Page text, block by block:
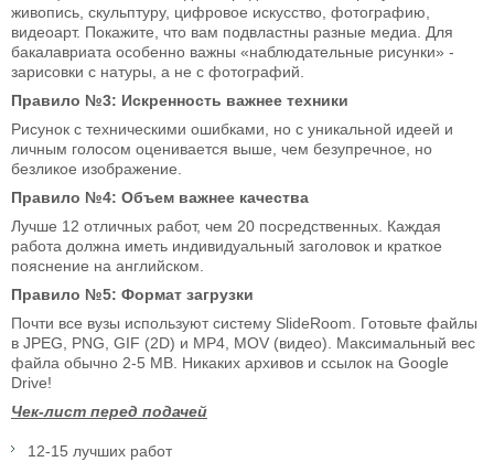
живопись, скульптуру, цифровое искусство, фотографию,
видеоарт. Покажите, что вам подвластны разные медиа. Для
бакалавриата особенно важны «наблюдательные рисунки» -
зарисовки с натуры, а не с фотографий.
Правило №3: Искренность важнее техники
Рисунок с техническими ошибками, но с уникальной идеей и
личным голосом оценивается выше, чем безупречное, но
безликое изображение.
Правило №4: Объем важнее качества
Лучше 12 отличных работ, чем 20 посредственных. Каждая
работа должна иметь индивидуальный заголовок и краткое
пояснение на английском.
Правило №5: Формат загрузки
Почти все вузы используют систему SlideRoom. Готовьте файлы
в JPEG, PNG, GIF (2D) и MP4, MOV (видео). Максимальный вес
файла обычно 2-5 MB. Никаких архивов и ссылок на Google
Drive!
Чек-лист перед подачей
12-15 лучших работ